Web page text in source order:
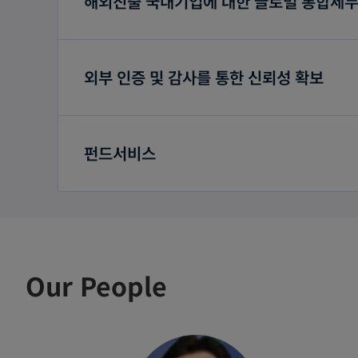
외부 인증 및 감사를 통한 신뢰성 확보
펀드서비스
Our People